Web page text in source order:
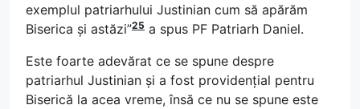
exemplul patriarhului Justinian cum să apărăm
Biserica și astăzi”25 a spus PF Patriarh Daniel.
Este foarte adevărat ce se spune despre
patriarhul Justinian și a fost providențial pentru
Biserică la acea vreme, însă ce nu se spune este